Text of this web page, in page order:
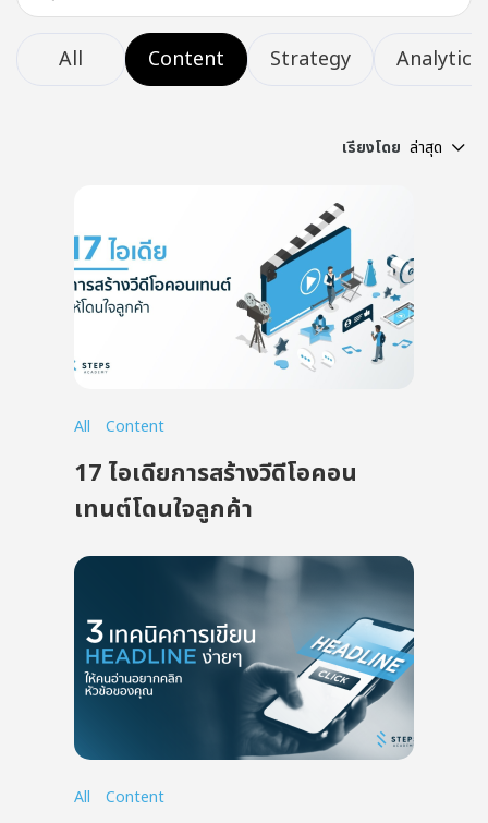
All Content Strategy Analytics
เรียงโดย ล่าสุด
All Content
17 ไอเดียการสร้างวีดีโอคอน
เทนต์โดนใจลูกค้า
All Content